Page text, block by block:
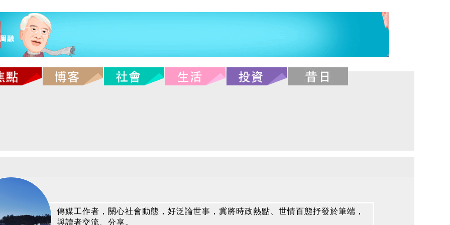
傳媒工作者，關心社會動態，好泛論世事，冀將時政熱點、世情百態抒發於筆端，
與讀者交流、分享。